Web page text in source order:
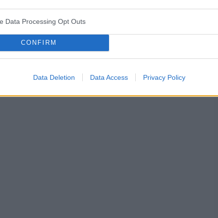
Data Processing Opt Outs
CONFIRM
Data Deletion Data Access Privacy Policy